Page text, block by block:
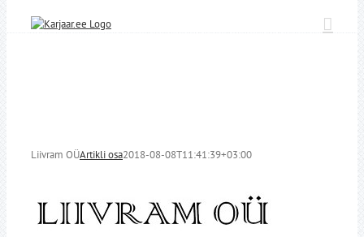
Liivram OÜArtikli osa2018-08-08T11:41:39+03:00